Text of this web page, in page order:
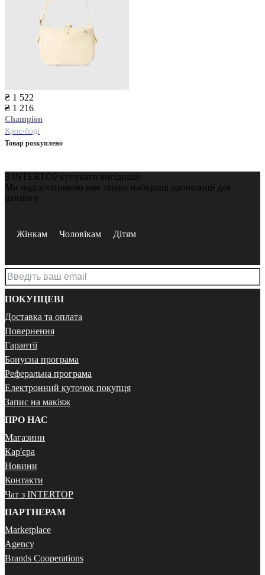
₴ 1 522
₴ 1 216
Champion
Крос-боді
Товар розкуплено
З INTERTOP купувати вигідніше
Ми надсилатимемо вам тільки найкращі пропозиції для
шопінгу
Жінкам Чоловікам Дітям
ПОКУПЦЕВІ
Доставка та оплата
Повернення
Гарантії
Бонусна програма
Реферальна програма
Електронний куточок покупця
Запис на макіяж
ПРО НАС
Магазини
Кар'єра
Новини
Контакти
Чат з INTERTOP
ПАРТНЕРАМ
Marketplace
Agency
Brands Cooperations